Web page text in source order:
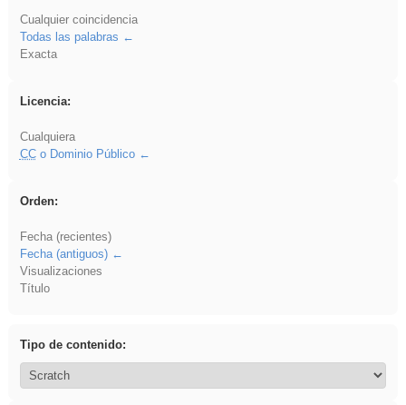
Cualquier coincidencia
Todas las palabras
Exacta
Licencia:
Cualquiera
CCo Dominio Público
Orden:
Fecha (recientes)
Fecha (antiguos)
Visualizaciones
Título
Tipo de contenido: